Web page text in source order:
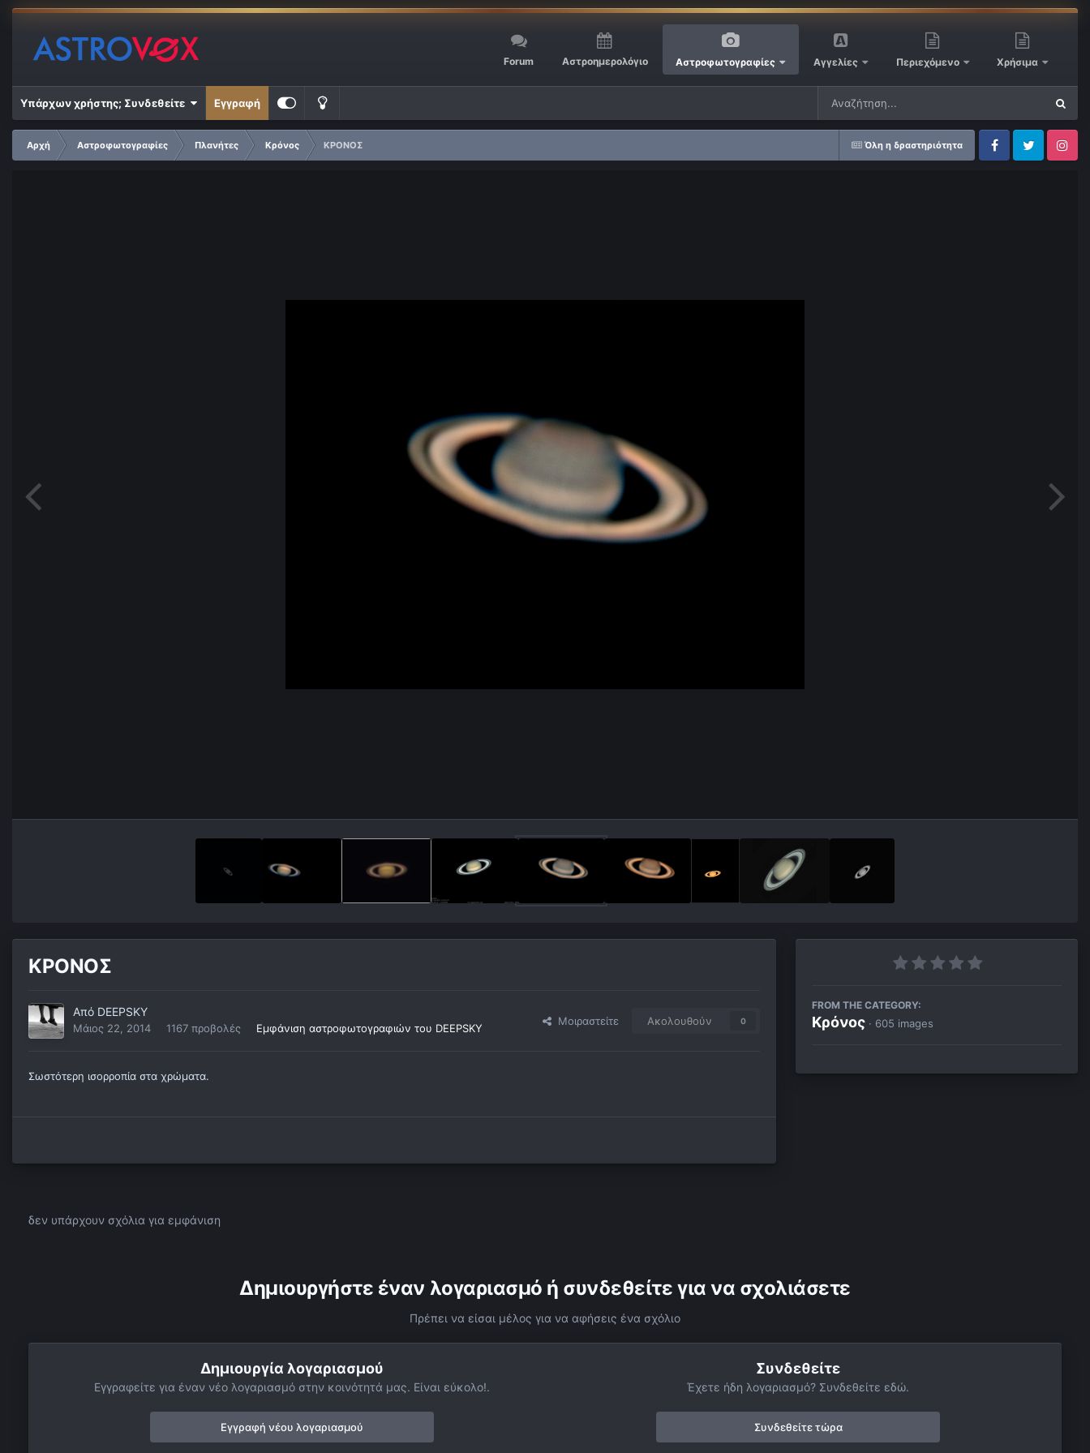
Forum Αστροημερολόγιο Αστροφωτογραφίες Αγγελίες Περιεχόμενο Χρήσιμα
Υπάρχων χρήστης; Συνδεθείτε Εγγραφή
Όλη η δραστηριότητα
Αρχή Αστροφωτογραφίες Πλανήτες Κρόνος
ΚΡΟΝΟΣ
FacebookTwitter Instagram
ΚΡΟΝΟΣ
Από DEEPSKY
Μάιος 22, 2014 1167 προβολές Εμφάνιση αστροφωτογραφιών του DEEPSKY
Μοιραστείτε Ακολουθούν 0
Σωστότερη ισορροπία στα χρώματα.
FROM THE CATEGORY:
Κρόνος · 605 images
δεν υπάρχουν σχόλια για εμφάνιση
Δημιουργήστε έναν λογαριασμό ή συνδεθείτε για να σχολιάσετε
Πρέπει να είσαι μέλος για να αφήσεις ένα σχόλιο
Δημιουργία λογαριασμού
Εγγραφείτε για έναν νέο λογαριασμό στην κοινότητά μας. Είναι εύκολο!.
Εγγραφή νέου λογαριασμού
Συνδεθείτε
Έχετε ήδη λογαριασμό? Συνδεθείτε εδώ.
Συνδεθείτε τώρα